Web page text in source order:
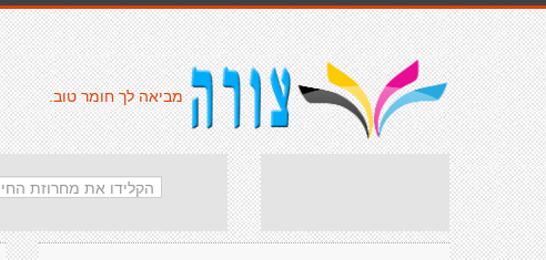
מביאה לך חומר טוב.